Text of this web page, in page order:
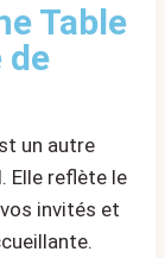
Table
de
un autre
Elle reflète le
invités et